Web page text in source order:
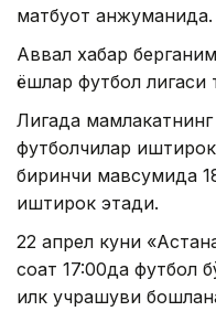
матбуот анжуманида.
Аввал хабар
ёшлар футбол лигаси
Лигада
футболчилар
биринчи мавсумида
иштирок этади.
22 апрел куни
соат 17:00да футбол
илк учрашуви